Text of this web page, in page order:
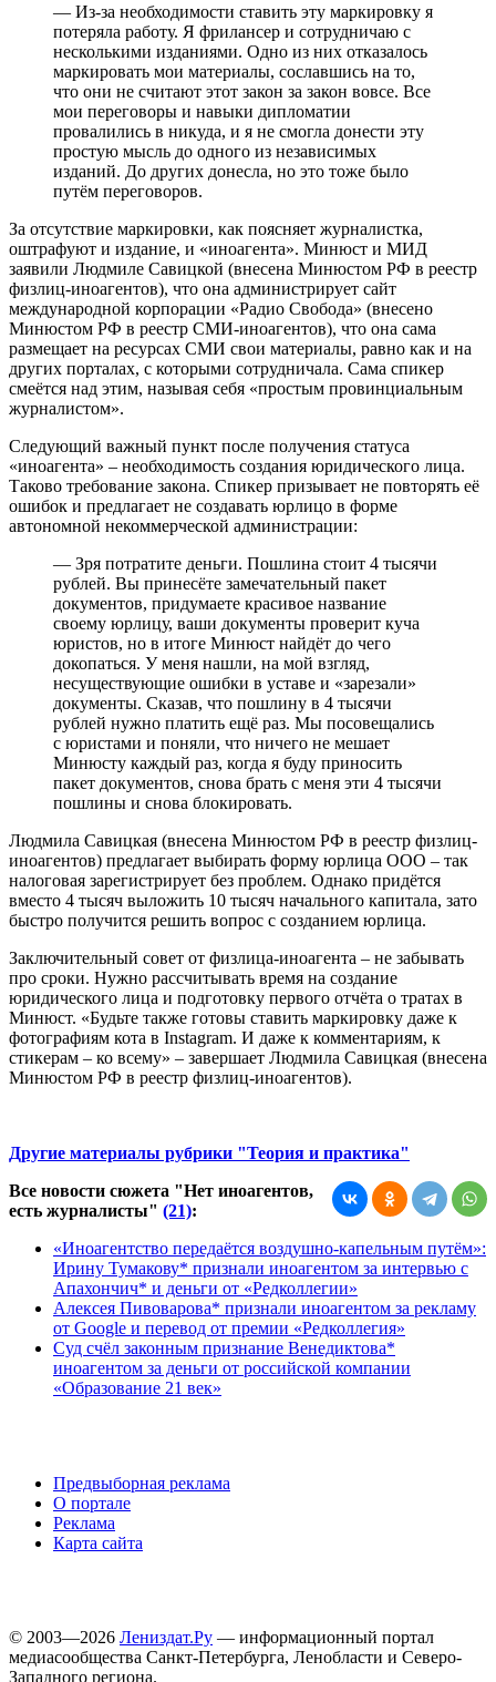
— Из-за необходимости ставить эту маркировку я
потеряла работу. Я фрилансер и сотрудничаю с
несколькими изданиями. Одно из них отказалось
маркировать мои материалы, сославшись на то,
что они не считают этот закон за закон вовсе. Все
мои переговоры и навыки дипломатии
провалились в никуда, и я не смогла донести эту
простую мысль до одного из независимых
изданий. До других донесла, но это тоже было
путём переговоров.
За отсутствие маркировки, как поясняет журналистка,
оштрафуют и издание, и «иноагента». Минюст и МИД
заявили Людмиле Савицкой (внесена Минюстом РФ в реестр
физлиц-иноагентов), что она администрирует сайт
международной корпорации «Радио Свобода» (внесено
Минюстом РФ в реестр СМИ-иноагентов), что она сама
размещает на ресурсах СМИ свои материалы, равно как и на
других порталах, с которыми сотрудничала. Сама спикер
смеётся над этим, называя себя «простым провинциальным
журналистом».
Следующий важный пункт после получения статуса
«иноагента» – необходимость создания юридического лица.
Таково требование закона. Спикер призывает не повторять её
ошибок и предлагает не создавать юрлицо в форме
автономной некоммерческой администрации:
— Зря потратите деньги. Пошлина стоит 4 тысячи
рублей. Вы принесёте замечательный пакет
документов, придумаете красивое название
своему юрлицу, ваши документы проверит куча
юристов, но в итоге Минюст найдёт до чего
докопаться. У меня нашли, на мой взгляд,
несуществующие ошибки в уставе и «зарезали»
документы. Сказав, что пошлину в 4 тысячи
рублей нужно платить ещё раз. Мы посовещались
с юристами и поняли, что ничего не мешает
Минюсту каждый раз, когда я буду приносить
пакет документов, снова брать с меня эти 4 тысячи
пошлины и снова блокировать.
Людмила Савицкая (внесена Минюстом РФ в реестр физлиц-
иноагентов) предлагает выбирать форму юрлица ООО – так
налоговая зарегистрирует без проблем. Однако придётся
вместо 4 тысяч выложить 10 тысяч начального капитала, зато
быстро получится решить вопрос с созданием юрлица.
Заключительный совет от физлица-иноагента – не забывать
про сроки. Нужно рассчитывать время на создание
юридического лица и подготовку первого отчёта о тратах в
Минюст. «Будьте также готовы ставить маркировку даже к
фотографиям кота в Instagram. И даже к комментариям, к
стикерам – ко всему» – завершает Людмила Савицкая (внесена
Минюстом РФ в реестр физлиц-иноагентов).
Другие материалы рубрики "Теория и практика"
Все новости сюжета "Нет иноагентов,
есть журналисты" (21):
«Иноагентство передаётся воздушно-капельным путём»:
Ирину Тумакову* признали иноагентом за интервью с
Апахончич* и деньги от «Редколлегии»
Алексея Пивоварова* признали иноагентом за рекламу
от Google и перевод от премии «Редколлегия»
Суд счёл законным признание Венедиктова*
иноагентом за деньги от российской компании
«Образование 21 век»
Предвыборная реклама
О портале
Реклама
Карта сайта
© 2003—2026 Лениздат.Ру — информационный портал
медиасообщества Санкт-Петербурга, Ленобласти и Северо-
Западного региона.